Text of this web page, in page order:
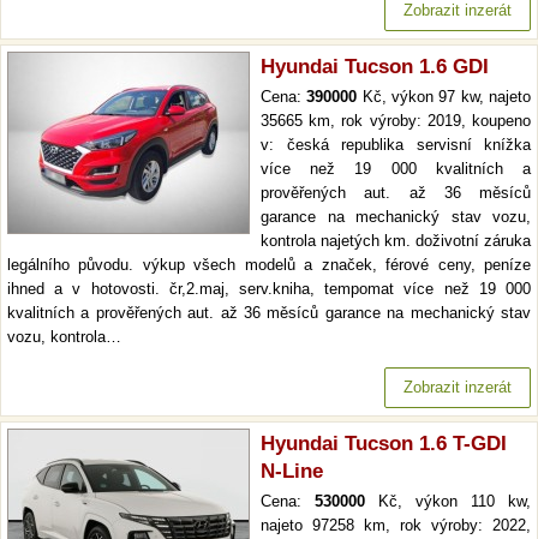
Zobrazit inzerát
Hyundai Tucson 1.6 GDI
Cena:390000 Kč, výkon 97 kw, najeto
35665 km, rok výroby: 2019, koupeno
v: česká republika servisní knížka
více než 19 000 kvalitních a
prověřených aut. až 36 měsíců
garance na mechanický stav vozu,
kontrola najetých km. doživotní záruka
legálního původu. výkup všech modelů a značek, férové ceny, peníze
ihned a v hotovosti. čr,2.maj, serv.kniha, tempomat více než 19 000
kvalitních a prověřených aut. až 36 měsíců garance na mechanický stav
vozu, kontrola…
Zobrazit inzerát
Hyundai Tucson 1.6 T-GDI
N-Line
Cena: 530000 Kč, výkon 110 kw,
najeto 97258 km, rok výroby: 2022,